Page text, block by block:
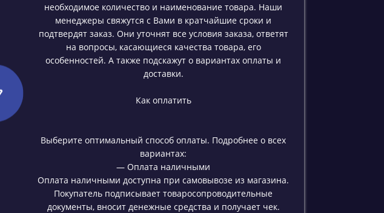
необходимое количество и наименование товара. Наши
менеджеры свяжутся с Вами в кратчайшие сроки и
подтвердят заказ. Они уточнят все условия заказа, ответят
на вопросы, касающиеся качества товара, его
особенностей. А также подскажут о вариантах оплаты и
доставки.
Как оплатить
Выберите оптимальный способ оплаты. Подробнее о всех
вариантах:
— Оплата наличными
Оплата наличными доступна при самовывозе из магазина.
Покупатель подписывает товаросопроводительные
документы, вносит денежные средства и получает чек.